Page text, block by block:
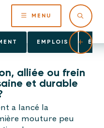
MENU
EMPLOIS
alliée ou frein
et durable
a lancé la
mouture peu